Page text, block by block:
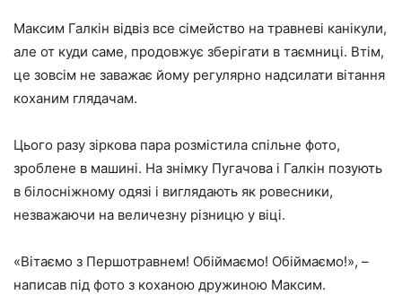
Максим Галкін відвіз все сімейство на травневі канікули,
але от куди саме, продовжує зберігати в таємниці. Втім,
це зовсім не заважає йому регулярно надсилати вітання
коханим глядачам.
Цього разу зіркова пара розмістила спільне фото,
зроблене в машині. На знімку Пугачова і Галкін позують
в білосніжному одязі і виглядають як ровесники,
незважаючи на величезну різницю у віці.
«Вітаємо з Першотравнем! Обіймаємо! Обіймаємо!», –
написав під фото з коханою дружиною Максим.